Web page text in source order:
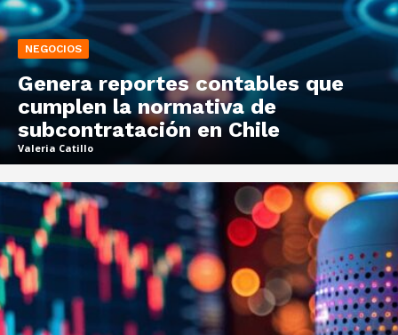
NEGOCIOS
Genera reportes contables que
cumplen la normativa de
subcontratación en Chile
Valeria Catillo